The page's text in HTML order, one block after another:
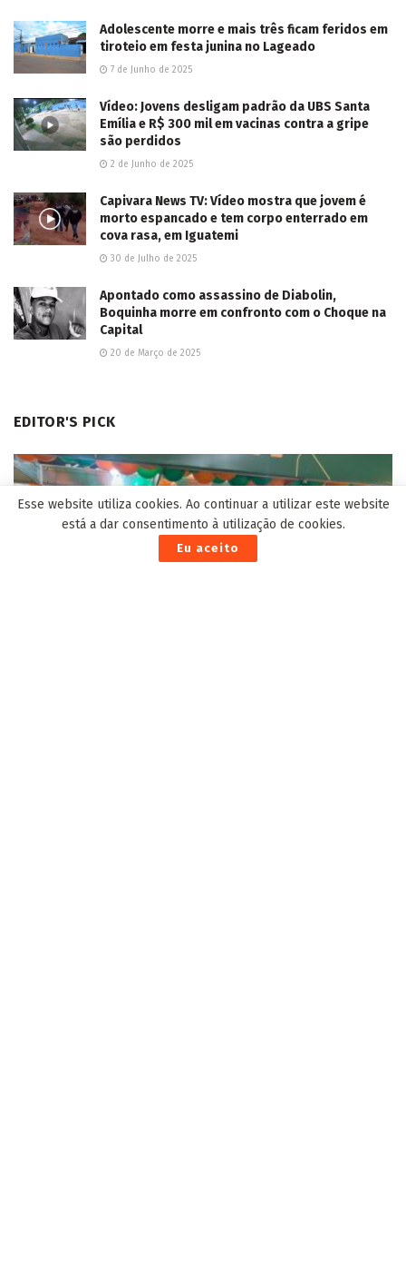
Adolescente morre e mais três ficam feridos em
tiroteio em festa junina no Lageado
7 de Junho de 2025
Vídeo: Jovens desligam padrão da UBS Santa
Emília e R$ 300 mil em vacinas contra a gripe
são perdidos
2 de Junho de 2025
Capivara News TV: Vídeo mostra que jovem é
morto espancado e tem corpo enterrado em
cova rasa, em Iguatemi
30 de Julho de 2025
Apontado como assassino de Diabolin,
Boquinha morre em confronto com o Choque na
Capital
20 de Março de 2025
EDITOR'S PICK
Esse website utiliza cookies. Ao continuar a utilizar este website
está a dar consentimento à utilização de cookies.
Eu aceito